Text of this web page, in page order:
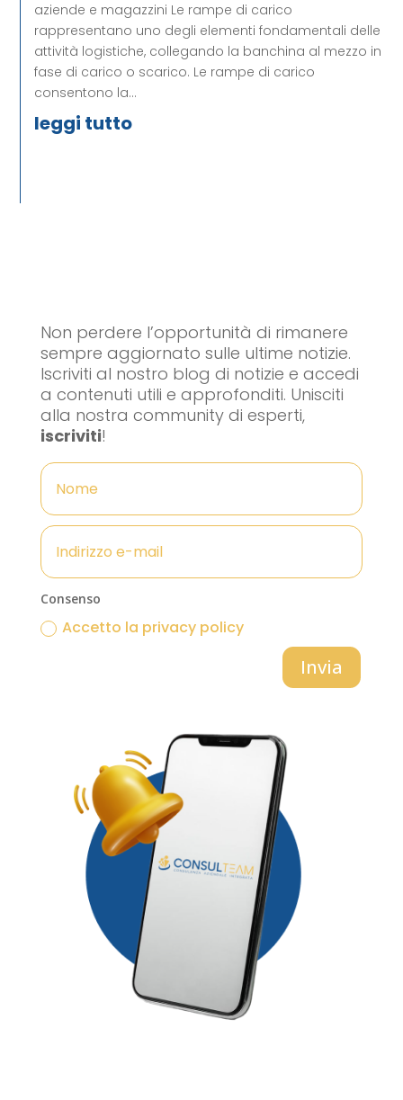
aziende e magazzini Le rampe di carico
rappresentano uno degli elementi fondamentali delle
attività logistiche, collegando la banchina al mezzo in
fase di carico o scarico. Le rampe di carico
consentono la...
leggi tutto
Non perdere l’opportunità di rimanere
sempre aggiornato sulle ultime notizie.
Iscriviti al nostro blog di notizie e accedi
a contenuti utili e approfonditi. Unisciti
alla nostra community di esperti,
iscriviti!
Consenso
Accetto la privacy policy
Invia